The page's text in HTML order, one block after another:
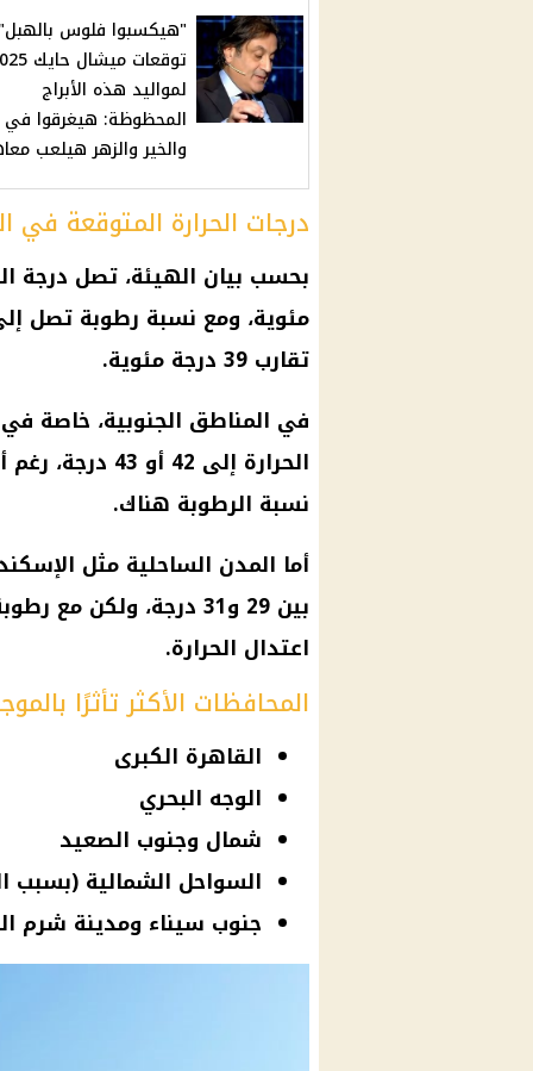
"هيكسبوا فلوس
توقعات ميشال
لمواليد هذه الأبراج
المحظوظة: هيغرقوا في
والخير والزهر هيلعب
درجات الحرارة المتوقعة في
تقارب 39 درجة مئوية.
في المناطق الجنوبية، خاصة
الحرارة إلى
نسبة الرطوبة هناك.
أما المدن الساحلية مثل
اعتدال الحرارة.
المحافظات الأكثر تأثرًا
القاهرة الكبرى
الوجه البحري
شمال وجنوب الصعيد
السواحل الشمالية (بسبب
جنوب سيناء ومدينة شرم